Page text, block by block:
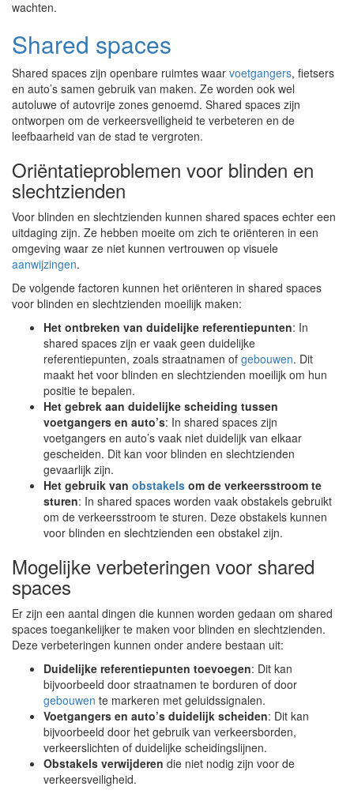
wachten.
Shared spaces
Shared spaces zijn openbare ruimtes waar voetgangers, fietsers
en auto’s samen gebruik van maken. Ze worden ook wel
autoluwe of autovrije zones genoemd. Shared spaces zijn
ontworpen om de verkeersveiligheid te verbeteren en de
leefbaarheid van de stad te vergroten.
Oriëntatieproblemen voor blinden en
slechtzienden
Voor blinden en slechtzienden kunnen shared spaces echter een
uitdaging zijn. Ze hebben moeite om zich te oriënteren in een
omgeving waar ze niet kunnen vertrouwen op visuele
aanwijzingen.
De volgende factoren kunnen het oriënteren in shared spaces
voor blinden en slechtzienden moeilijk maken:
Het ontbreken van duidelijke referentiepunten: In
shared spaces zijn er vaak geen duidelijke
referentiepunten, zoals straatnamen of gebouwen. Dit
maakt het voor blinden en slechtzienden moeilijk om hun
positie te bepalen.
Het gebrek aan duidelijke scheiding tussen
voetgangers en auto’s: In shared spaces zijn
voetgangers en auto’s vaak niet duidelijk van elkaar
gescheiden. Dit kan voor blinden en slechtzienden
gevaarlijk zijn.
Het gebruik van obstakels om de verkeersstroom te
sturen: In shared spaces worden vaak obstakels gebruikt
om de verkeersstroom te sturen. Deze obstakels kunnen
voor blinden en slechtzienden een obstakel zijn.
Mogelijke verbeteringen voor shared
spaces
Er zijn een aantal dingen die kunnen worden gedaan om shared
spaces toegankelijker te maken voor blinden en slechtzienden.
Deze verbeteringen kunnen onder andere bestaan uit:
Duidelijke referentiepunten toevoegen: Dit kan
bijvoorbeeld door straatnamen te borduren of door
gebouwen te markeren met geluidssignalen.
Voetgangers en auto’s duidelijk scheiden: Dit kan
bijvoorbeeld door het gebruik van verkeersborden,
verkeerslichten of duidelijke scheidingslijnen.
Obstakels verwijderen die niet nodig zijn voor de
verkeersveiligheid.